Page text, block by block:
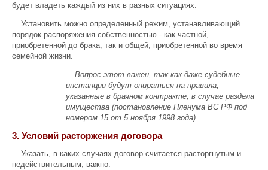
будет владеть каждый из них в разных ситуациях.
Установить можно определенный режим, устанавливающий
порядок распоряжения собственностью - как частной,
приобретенной до брака, так и общей, приобретенной во время
семейной жизни.
Вопрос этот важен, так как даже судебные
инстанции будут опираться на правила,
указанные в брачном контракте, в случае раздела
имущества (постановление Пленума ВС РФ под
номером 15 от 5 ноября 1998 года).
3. Условий расторжения договора
Указать, в каких случаях договор считается расторгнутым и
недействительным, важно.